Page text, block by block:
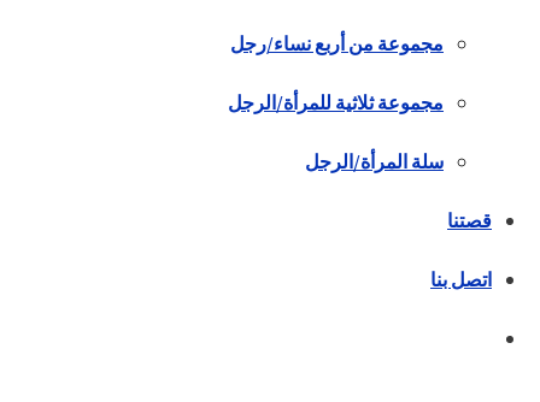
مجموعة من أربع نساء/رجل
مجموعة ثلاثية للمرأة/الرجل
سلة المرأة/الرجل
قصتنا
اتصل بنا